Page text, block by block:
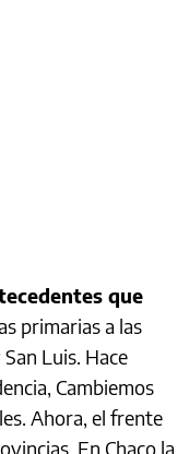
que
primarias a las
Luis. Hace
Cambiemos
Ahora, el frente
En Chaco la